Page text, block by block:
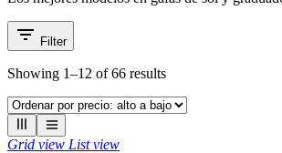
Filter
Showing 1–12 of66 results
Grid view List view